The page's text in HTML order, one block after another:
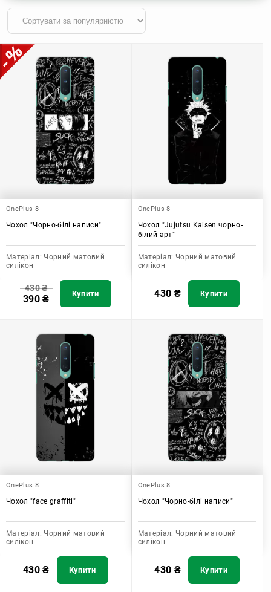
OnePlus 8
Чохол "Чорно-білі написи"
Матеріал: Чорний матовий
силікон
430₴
390₴ Купити
OnePlus 8
Чохол "Jujutsu Kaisen чорно-
білий арт"
Матеріал: Чорний матовий
силікон
430 ₴ Купити
OnePlus 8
Чохол "face graffiti"
Матеріал: Чорний матовий
силікон
430₴ Купити
OnePlus 8
Чохол "Чорно-білі написи"
Матеріал: Чорний матовий
силікон
430 ₴ Купити